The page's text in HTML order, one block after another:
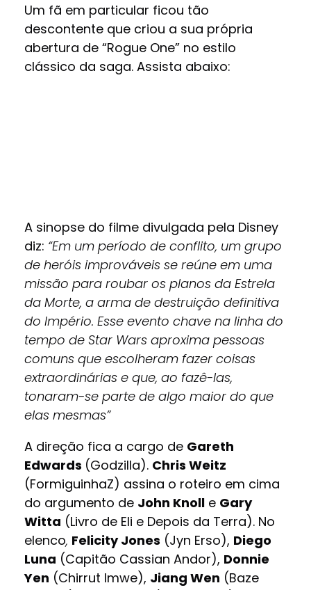
Um fã em particular ficou tão
descontente que criou a sua própria
abertura de “Rogue One” no estilo
clássico da saga. Assista abaixo:
A sinopse do filme divulgada pela Disney
diz: “Em um período de conflito, um grupo
de heróis improváveis se reúne em uma
missão para roubar os planos da Estrela
da Morte, a arma de destruição definitiva
do Império. Esse evento chave na linha do
tempo de Star Wars aproxima pessoas
comuns que escolheram fazer coisas
extraordinárias e que, ao fazê-las,
tonaram-se parte de algo maior do que
elas mesmas”
A direção fica a cargo de Gareth
Edwards (Godzilla). Chris Weitz
(FormiguinhaZ) assina o roteiro em cima
do argumento de John Knolle Gary
Witta (Livro de Eli e Depois da Terra). No
elenco, Felicity Jones (Jyn Erso), Diego
Luna (Capitão Cassian Andor), Donnie
Yen (Chirrut Imwe), Jiang Wen (Baze